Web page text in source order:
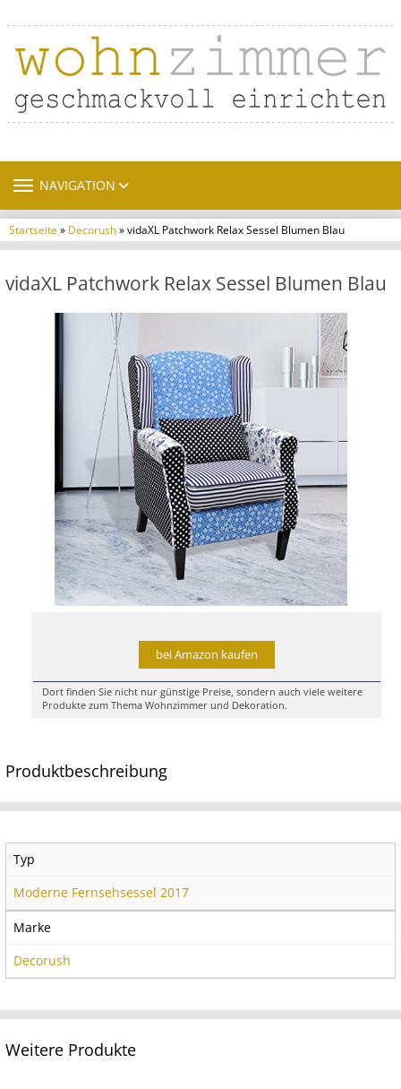
TOGGLE NAVIGATION
NAVIGATION
Startseite» Decorush» vidaXL Patchwork Relax Sessel Blumen Blau
vidaXL Patchwork Relax Sessel Blumen Blau
bei Amazon kaufen
Dort finden Sie nicht nur günstige Preise, sondern auch viele weitere
Produkte zum Thema Wohnzimmer und Dekoration.
Produktbeschreibung
Typ
Moderne Fernsehsessel 2017
Marke
Decorush
Weitere Produkte